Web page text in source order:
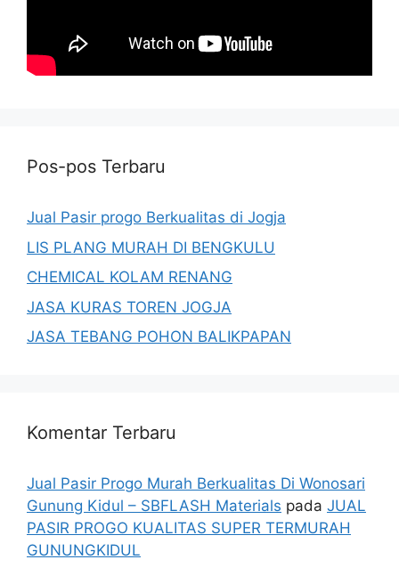
Pos-pos Terbaru
Jual Pasir progo Berkualitas di Jogja
LIS PLANG MURAH DI BENGKULU
CHEMICAL KOLAM RENANG
JASA KURAS TOREN JOGJA
JASA TEBANG POHON BALIKPAPAN
Komentar Terbaru
Jual Pasir Progo Murah Berkualitas Di Wonosari
Gunung Kidul – SBFLASH Materials pada JUAL
PASIR PROGO KUALITAS SUPER TERMURAH
GUNUNGKIDUL